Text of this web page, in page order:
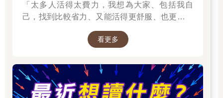
昭和時代常見的那種拚命三郎已經變成了化石，現在幾乎已經找
不到那種認為「工作＝人生」的人。
但是，仍然有不少人為了達到自己的目標，在人生路上奮力奔
「太多人活得太費力，我想為大家、包括我自
己，找到比較省力、又能活得更舒服、也更滿足
2025網友們心靈療癒都在看這些↓↓↓↓
看更多